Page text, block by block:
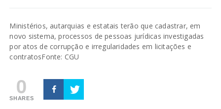
Ministérios, autarquias e estatais terão que cadastrar, em
novo sistema, processos de pessoas jurídicas investigadas
por atos de corrupção e irregularidades em licitações e
contratosFonte: CGU
0
SHARES